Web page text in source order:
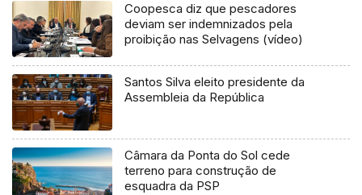
Coopesca diz que pescadores
deviam ser indemnizados pela
proibição nas Selvagens (vídeo)
Santos Silva eleito presidente da
Assembleia da República
Câmara da Ponta do Sol cede
terreno para construção de
esquadra da PSP